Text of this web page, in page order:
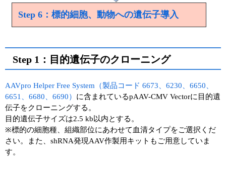
Step 6：標的細胞、動物への遺伝子導入
Step 1：目的遺伝子のクローニング
AAVpro Helper Free System（製品コード 6673、6230、6650、
6651、6680、6690） に含まれているpAAV-CMV Vectorに目的遺
伝子をクローニングする。
目的遺伝子サイズは2.5 kb以内とする。
※標的の細胞種、組織部位にあわせて血清タイプをご選択くだ
さい。また、shRNA発現AAV作製用キットもご用意していま
す。